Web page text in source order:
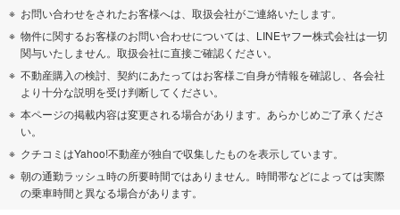
お問い合わせをされたお客様へは、取扱会社がご連絡いたします。
物件に関するお客様のお問い合わせについては、LINEヤフー株式会社は一切
関与いたしません。取扱会社に直接ご確認ください。
不動産購入の検討、契約にあたってはお客様ご自身が情報を確認し、各会社
より十分な説明を受け判断してください。
本ページの掲載内容は変更される場合があります。あらかじめご了承くださ
い。
クチコミはYahoo!不動産が独自で収集したものを表示しています。
朝の通勤ラッシュ時の所要時間ではありません。時間帯などによっては実際
の乗車時間と異なる場合があります。